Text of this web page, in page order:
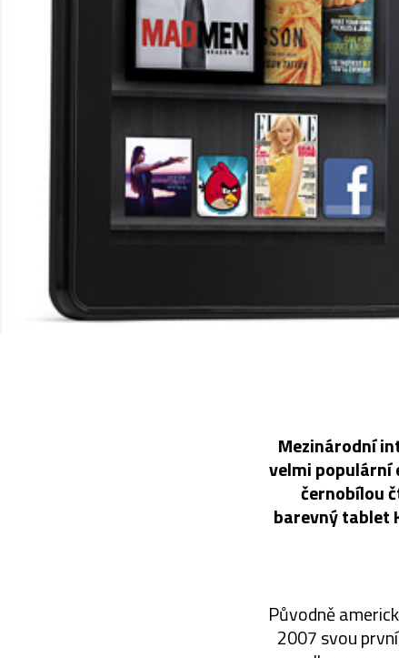
Mezinárodní
velmi populární
černobílou
barevný tablet
Původně
2007 svou